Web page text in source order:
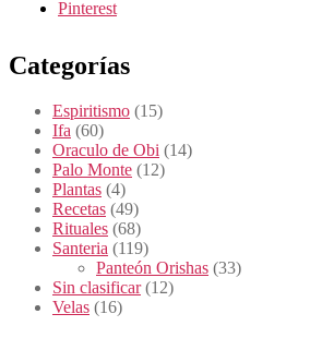
Categorías
Espiritismo (15)
Ifa (60)
Oraculo de Obi (14)
Palo Monte (12)
Plantas (4)
Recetas (49)
Rituales (68)
Santeria (119)
Panteón Orishas (33)
Sin clasificar(12)
Velas (16)